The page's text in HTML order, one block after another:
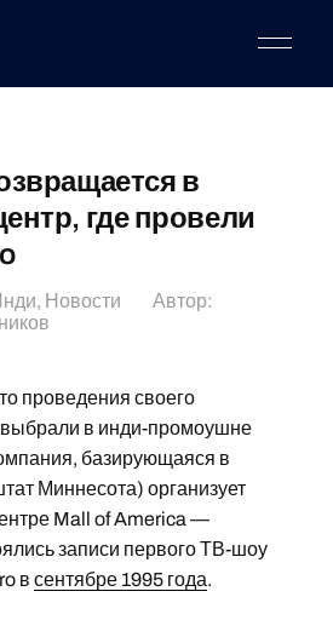
в
где провели
, Новости
Автор:
проведения своего
в инди-промоушне
базирующаяся в
Миннесота) организует
Mall of America —
записи первого ТВ-шоу
в сентябре 1995 года.